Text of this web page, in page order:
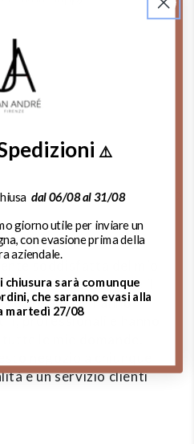
su Whatsapp
Ora!
è impeccabile, e il
Mi hanno
professionali e hanno
e un servizio clienti
⚠️
dal 06/08 al 31/08
giorno utile per inviare un
con evasione prima della
aziendale.
sarà comunque
che saranno evasi alla
martedì 27/08